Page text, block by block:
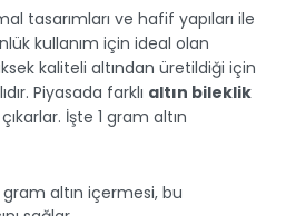
tasarımları ve hafif yapıları ile
kullanım için ideal olan
kaliteli altından üretildiği için
Piyasada farklı altın bileklik
İşte 1 gram altın
gram altın içermesi, bu